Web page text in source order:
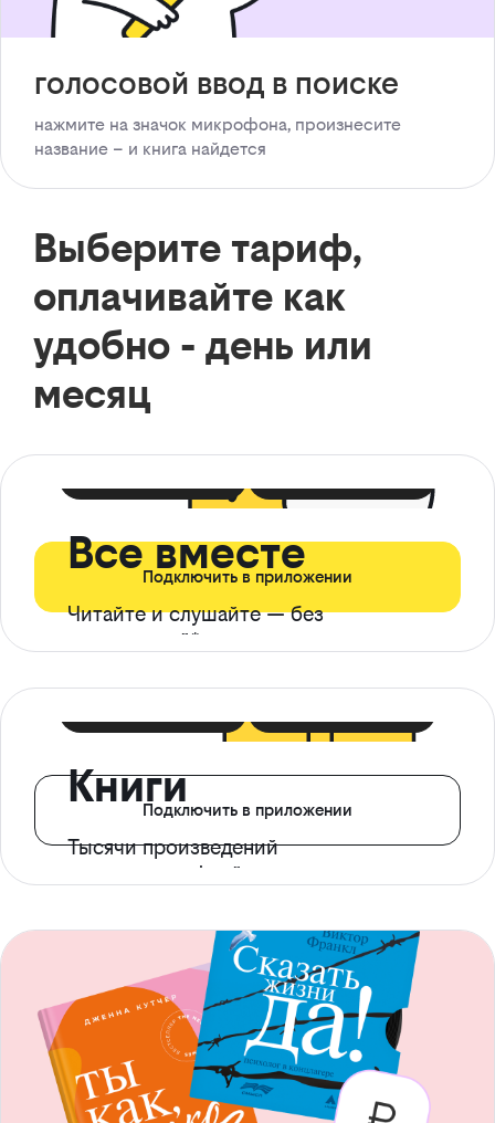
голосовой ввод в поиске
нажмите на значок микрофона, произнесите
название – и книга найдется
Выберите тариф,
оплачивайте как
удобно - день или
месяц
Все вместе
Читайте и слушайте — без
ограничений*
Подключить в приложении
Книги
Тысячи произведений
с доступом офлайн
Подключить в приложении